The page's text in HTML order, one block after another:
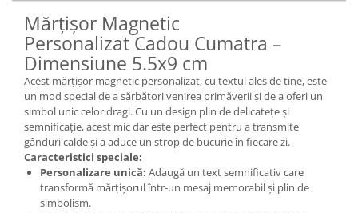
Mărțișor Magnetic
Personalizat Cadou Cumatra –
Dimensiune 5.5x9 cm
Acest mărțișor magnetic personalizat, cu textul ales de tine, este
un mod special de a sărbători venirea primăverii și de a oferi un
simbol unic celor dragi. Cu un design plin de delicatețe și
semnificație, acest mic dar este perfect pentru a transmite
gânduri calde și a aduce un strop de bucurie în fiecare zi.
Caracteristici speciale:
Personalizare unică: Adaugă un text semnificativ care
transformă mărțișorul într-un mesaj memorabil și plin de
simbolism.